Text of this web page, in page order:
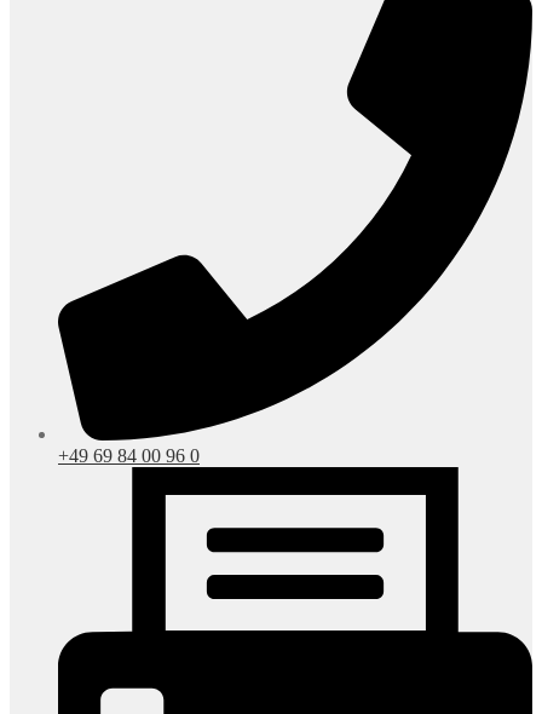
+49 69 84 00 96 0